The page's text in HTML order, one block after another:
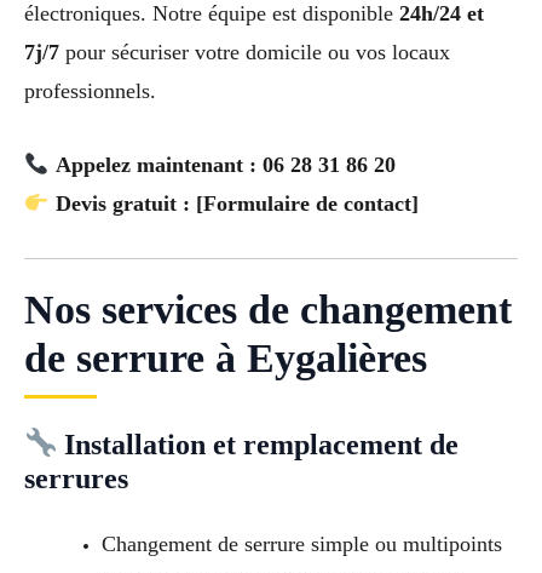
électroniques. Notre équipe est disponible 24h/24 et
7j/7 pour sécuriser votre domicile ou vos locaux
professionnels.
Appelez maintenant : 06 28 31 86 20
Devis gratuit : [Formulaire de contact]
Nos services de changement
de serrure à Eygalières
Installation et remplacement de
serrures
Changement de serrure simple ou multipoints